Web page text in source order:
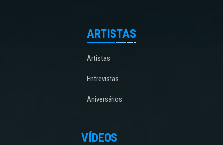
ARTISTAS
Artistas
Entrevistas
Aniversários
VÍDEOS